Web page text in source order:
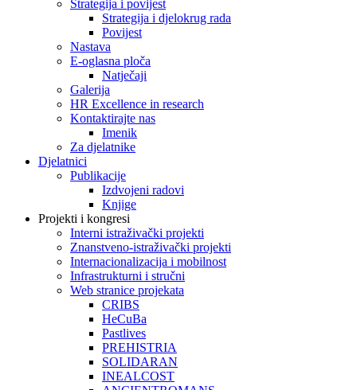
Strategija i povijest
Strategija i djelokrug rada
Povijest
Nastava
E-oglasna ploča
Natječaji
Galerija
HR Excellence in research
Kontaktirajte nas
Imenik
Za djelatnike
Djelatnici
Publikacije
Izdvojeni radovi
Knjige
Projekti i kongresi
Interni istraživački projekti
Znanstveno-istraživački projekti
Internacionalizacija i mobilnost
Infrastrukturni i stručni
Web stranice projekata
CRIBS
HeCuBa
Pastlives
PREHISTRIA
SOLIDARAN
INEALCOST